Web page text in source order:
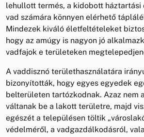
lehullott termés, a kidobott háztartási
vad számára könnyen elérhető
Mindezek kiváló életfeltételeket
hogy az amúgy is nagyon jó
vadfajok e területeken
A vaddisznó területhasználatára
bizonyították, hogy egyes egyedek
belterületen tartózkodnak. Azaz nem
váltanak be a lakott területre, majd
egészét a településen töltik
védelméről, a vadgazdálkodásról,